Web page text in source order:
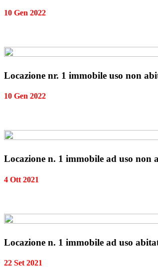
10 Gen 2022
Locazione nr. 1 immobile uso non
10 Gen 2022
Locazione n. 1 immobile ad uso non
4 Ott 2021
Locazione n. 1 immobile ad uso
22 Set 2021